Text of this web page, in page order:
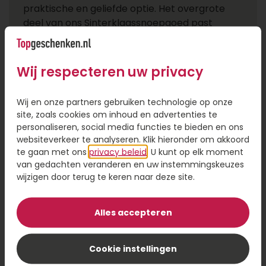
praktische en geliefde optie. Het overgrote
deel van ons Sinterklaassnoepgoed past
gemakkelijk door de brievenbus en is dus de
perfecte keuze voor een bezorging die geen
fysieke aanwezigheid vereist. Dit maakt het
eenvoudig om al je medewerkers, ongeacht
viering. Topgeschenken.nl neemt de logistiek
graag voor je uit handen. Bestel je een grote
oplage voor meer dan 100 collega’s? Wij
helpen je om alle adressen te verwerken zodat
jij alleen maar om hoeft te kijken naar de leuke
reacties van je personeel!
Sinterklaas vieren op kantoor
Vier je het Sinterklaasfeest liever op kantoor?
Ook daarvoor biedt Topgeschenken.nl talloze
mogelijkheden. Denk bijvoorbeeld aan luxe
Wij respecteren uw privacy
Wij en onze partners gebruiken technologie op onze
site, zoals cookies om inhoud en advertenties te
personaliseren, social media functies te bieden en ons
websiteverkeer te analyseren. Klik hieronder om akkoord
te gaan met ons privacy beleid . U kunt op elk moment
van gedachten veranderen en uw instemmingskeuzes
wijzigen door terug te keren naar deze site.
Alles accepteren
Cookie instellingen